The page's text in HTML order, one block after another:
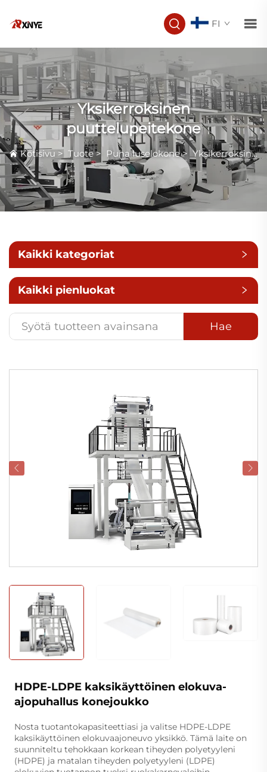
FI
Yksikerroksinen
puuttelupeitekone
Kotisivu > Tuote> Puhalluselokone> Yksikerroksinen puuttelupeitekone
Kaikki kategoriat
Kaikki pienluokat
Hae
HDPE-LDPE kaksikäyttöinen elokuva-
ajopuhallus konejoukko
Nosta tuotantokapasiteettiasi ja valitse HDPE-LDPE
kaksikäyttöinen elokuvaajoneuvo yksikkö. Tämä laite on
suunniteltu tehokkaan korkean tiheyden polyetyyleni
(HDPE) ja matalan tiheyden polyetyyleni (LDPE)